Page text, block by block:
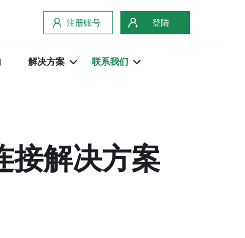
注册账号 登陆
解决方案 联系我们
接解决方案